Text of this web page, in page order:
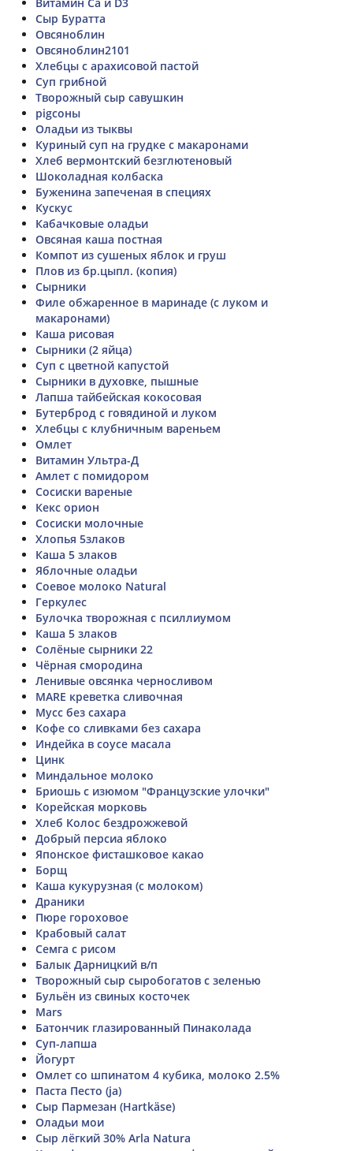
Сыр Буратта
Овсяноблин
Овсяноблин2101
Хлебцы с арахисовой пастой
Суп грибной
Творожный сыр савушкин
pigсоны
Оладьи из тыквы
Куриный суп на грудке с макаронами
Хлеб вермонтский безглютеновый
Шоколадная колбаска
Буженина запеченая в специях
Кускус
Кабачковые оладьи
Овсяная каша постная
Компот из сушеных яблок и груш
Плов из бр.цыпл. (копия)
Сырники
Филе обжаренное в маринаде (с луком и
макаронами)
Каша рисовая
Сырники (2 яйца)
Суп с цветной капустой
Сырники в духовке, пышные
Лапша тайбейская кокосовая
Бутерброд с говядиной и луком
Хлебцы с клубничным вареньем
Омлет
Витамин Ультра-Д
Амлет с помидором
Сосиски вареные
Кекс орион
Сосиски молочные
Хлопья 5злаков
Каша 5 злаков
Яблочные оладьи
Соевое молоко Natural
Геркулес
Булочка творожная с псиллиумом
Каша 5 злаков
Солёные сырники 22
Чёрная смородина
Ленивые овсянка черносливом
MARE креветка сливочная
Мусс без сахара
Кофе со сливками без сахара
Индейка в соусе масала
Цинк
Миндальное молоко
Бриошь с изюмом "Французские улочки"
Корейская морковь
Хлеб Колос бездрожжевой
Добрый персиа яблоко
Японское фисташковое какао
Борщ
Каша кукурузная (с молоком)
Драники
Пюре гороховое
Крабовый салат
Семга с рисом
Балык Дарницкий в/п
Творожный сыр сыробогатов с зеленью
Бульён из свиных косточек
Mars
Батончик глазированный Пинаколада
Суп-лапша
Йогурт
Омлет со шпинатом 4 кубика, молоко 2.5%
Паста Песто (ja)
Сыр Пармезан (Hartkäse)
Оладьи мои
Сыр лёгкий 30% Arla Natura